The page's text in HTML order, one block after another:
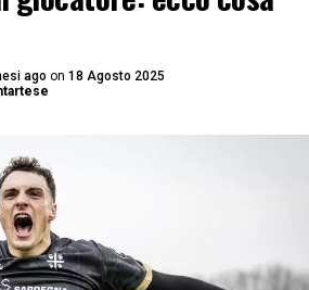
ago on 18 Agosto 2025